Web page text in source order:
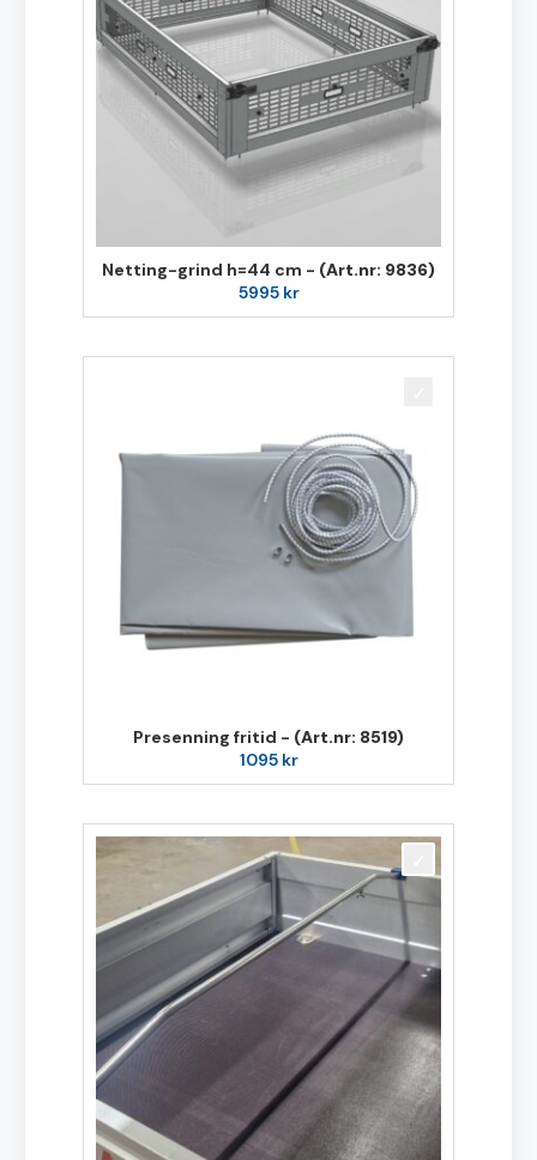
Netting-grind h=44 cm - (Art.nr: 9836)
5995 kr
Presenning fritid - (Art.nr: 8519)
1095 kr